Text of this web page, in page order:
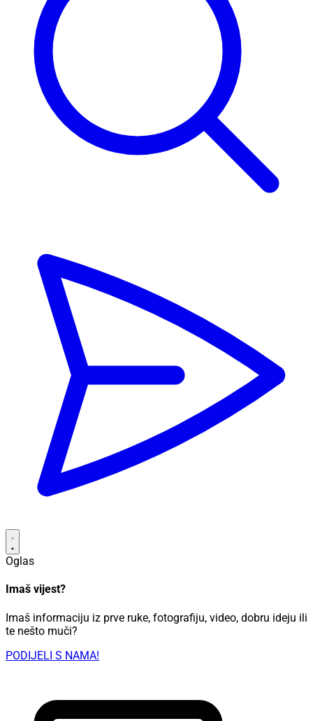
Oglas
Imaš vijest?
Imaš informaciju iz prve ruke, fotografiju, video, dobru ideju ili
te nešto muči?
PODIJELI S NAMA!